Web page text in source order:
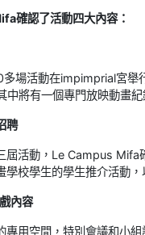
確認了活動四大內容：
多場活動在impimprial宮舉
中將有一個專門放映動畫紀
聘
屆活動，Le Campus Mifa
學校學生的學生推介活動
內容
專用空間，特別會議和小